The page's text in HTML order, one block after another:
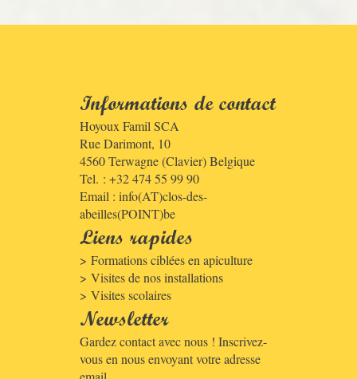
Informations de contact
Hoyoux Famil SCA
Rue Darimont, 10
4560Terwagne (Clavier)Belgique
Tel. : +32 474 55 99 90
Email : info(AT)clos-des-
abeilles(POINT)be
Liens rapides
Formations ciblées en apiculture
Visites de nos installations
Visites scolaires
Newsletter
Gardez contact avec nous ! Inscrivez-
vous en nous envoyant votre adresse